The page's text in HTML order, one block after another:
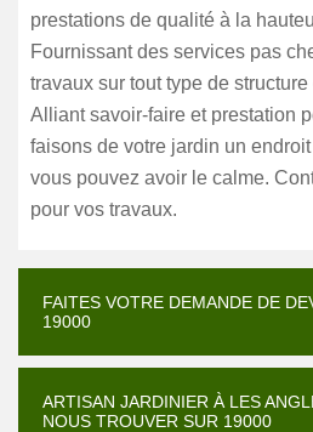
prestations de qualité à la
Fournissant des services pas
travaux sur tout type de
Alliant savoir-faire et prestation
faisons de votre jardin un
vous pouvez avoir le calme.
pour vos travaux.
FAITES VOTRE DEMANDE DE
19000
ARTISAN JARDINIER À LES
NOUS TROUVER SUR 19000